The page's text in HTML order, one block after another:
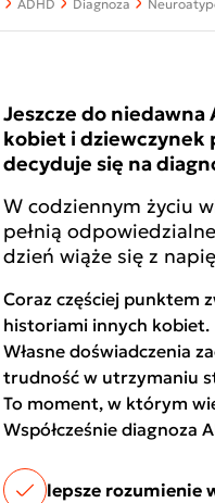
ADHD Diagnoza
Jeszcze do niedawna
kobiet i dziewczynek
decyduje się na
W codziennym życiu
pełnią
dzień wiąże się z
Coraz częściej punktem
historiami innych kobiet.
Własne doświadczenia
trudność w utrzymaniu
To moment, w którym
Współcześnie diagnoza
lepsze rozumienie